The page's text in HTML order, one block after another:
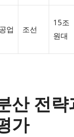
업 조선
15조
원대
산 전
가